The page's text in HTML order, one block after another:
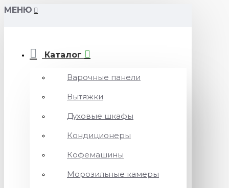
МЕНЮ
Каталог
Варочные панели
Вытяжки
Духовые шкафы
Кондиционеры
Кофемашины
Морозильные камеры